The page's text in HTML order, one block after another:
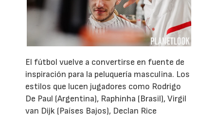
El fútbol vuelve a convertirse en fuente de
inspiración para la peluquería masculina. Los
estilos que lucen jugadores como Rodrigo
De Paul (Argentina), Raphinha (Brasil), Virgil
van Dijk (Países Bajos), Declan Rice